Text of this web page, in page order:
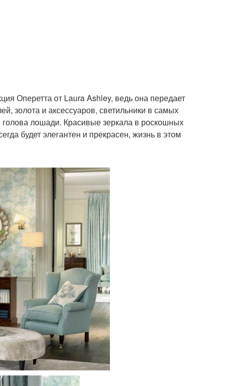
Оперетта от Laura Ashley, ведь она передает
золота и аксессуаров, светильники в самых
лошади. Красивые зеркала в роскошных
будет элегантен и прекрасен, жизнь в этом